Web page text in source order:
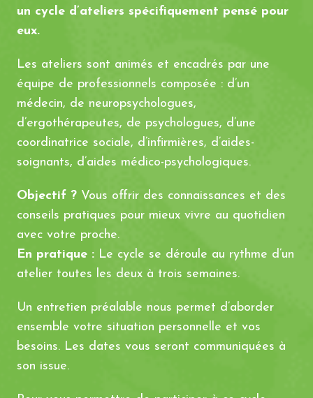
un cycle d’ateliers spécifiquement pensé pour
eux.
Les ateliers sont animés et encadrés par une
équipe de professionnels composée : d’un
médecin, de neuropsychologues,
d’ergothérapeutes, de psychologues, d’une
coordinatrice sociale, d’infirmières, d’aides-
soignants, d’aides médico-psychologiques.
Objectif ? Vous offrir des connaissances et des
conseils pratiques pour mieux vivre au quotidien
avec votre proche.
En pratique : Le cycle se déroule au rythme d’un
atelier toutes les deux à trois semaines.
Un entretien préalable nous permet d’aborder
ensemble votre situation personnelle et vos
besoins. Les dates vous seront communiquées à
son issue.